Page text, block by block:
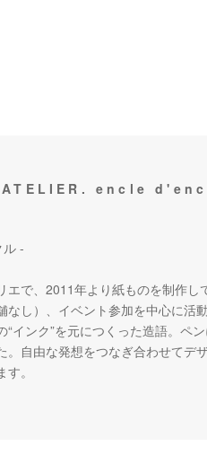
ATELIER. encle
-
で、2011年より紙ものを制作し
し）、イベント参加を中心に活動
“インク”を元につくった造語。ペ
。自由な発想をつなぎ合わせて
。